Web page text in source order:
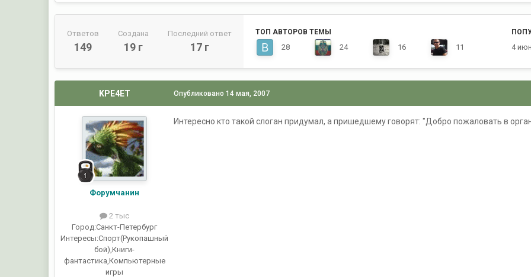
Ответов
149
Создана
19 г
Последний ответ
17 г
ТОП АВТОРОВ ТЕМЫ
28 24 16 11 4
KPE4ET
Форумчанин
2 тыс
Город:Санкт-Петербург
Интересы:Спорт(Рукопашный
бой),Книги-
фантастика,Компьютерные
игры
Опубликовано14 мая, 2007
Интересно кто такой слоган придумал, а пришедшему говорят: "Добро пожаловать в